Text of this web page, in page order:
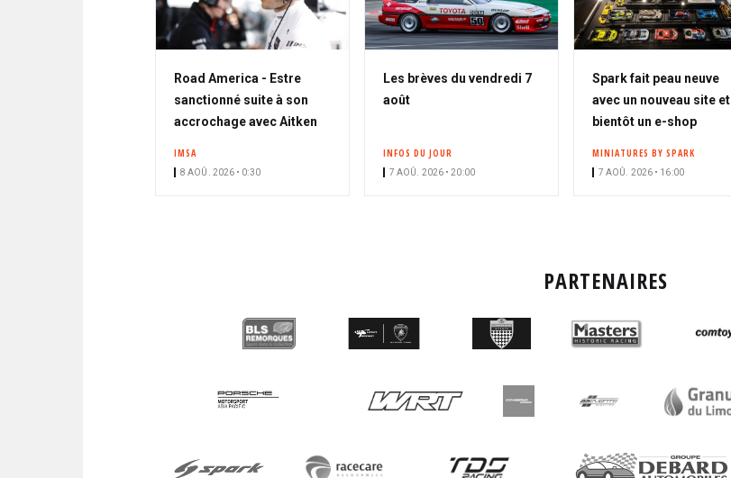
Road America - Estre
sanctionné suite à son
accrochage avec Aitken
IMSA
8 AOÛ. 2026 • 0:30
Les brèves du vendredi 7
août
INFOS DU JOUR
7 AOÛ. 2026 • 20:00
Spark fait peau neuve
avec un nouveau site et
bientôt un e-shop
MINIATURES BY SPARK
7 AOÛ. 2026 • 16:00
PARTENAIRES